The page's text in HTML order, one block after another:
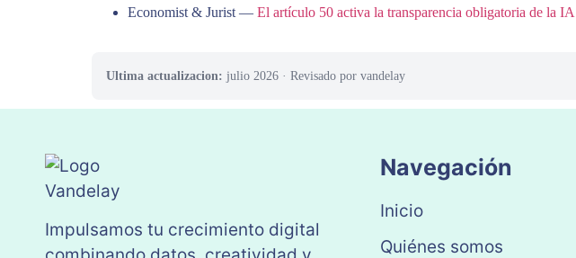
Economist & Jurist — El artículo 50 activa la transparencia obligatoria de la
Ultima actualizacion: julio 2026 · Revisado por vandelay
Impulsamos tu crecimiento digital
Navegación
Inicio
Quiénes somos